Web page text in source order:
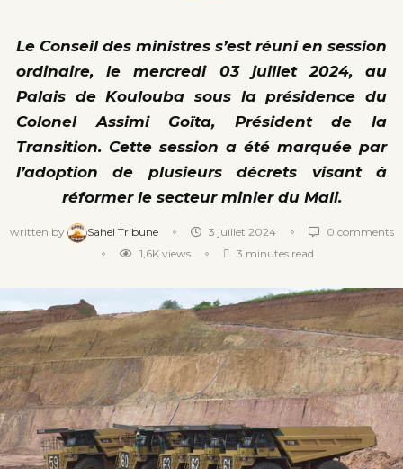
Le Conseil des ministres s’est réuni en session
ordinaire, le mercredi 03 juillet 2024, au
Palais de Koulouba sous la présidence du
Colonel Assimi Goïta, Président de la
Transition. Cette session a été marquée par
l’adoption de plusieurs décrets visant à
réformer le secteur minier du Mali.
written by Sahel Tribune 3 juillet 2024
0 comments
1,6Kviews 3 minutes read